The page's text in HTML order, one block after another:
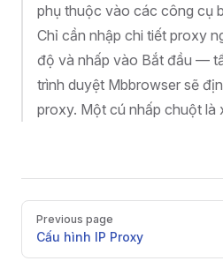
phụ thuộc vào các công cụ
Chỉ cần nhập chi tiết proxy
độ và nhấp vào Bắt đầu —
trình duyệt Mbbrowser sẽ
proxy. Một cú nhấp chuột là
PagerPrevious page
Cấu hình IP Proxy